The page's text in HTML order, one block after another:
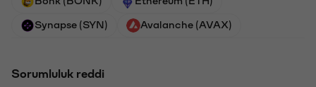
Synapse (SYN) Avalanche (AVAX)
Sorumluluk reddi